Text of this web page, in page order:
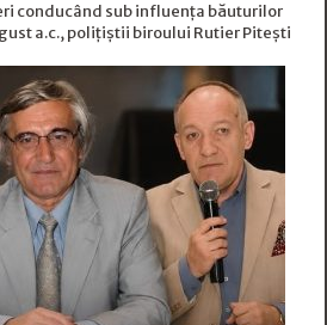
conducând sub influența băuturilor
a.c., polițiștii biroului Rutier Pitești